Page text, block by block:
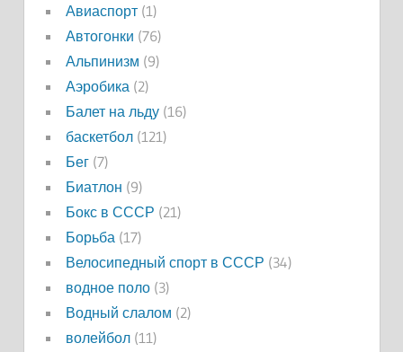
Авиаспорт(1)
Автогонки (76)
Альпинизм (9)
Аэробика (2)
Балет на льду(16)
баскетбол(121)
Бег(7)
Биатлон (9)
Бокс в СССР (21)
Борьба (17)
Велосипедный спорт в СССР (34)
водное поло(3)
Водный слалом (2)
волейбол(11)